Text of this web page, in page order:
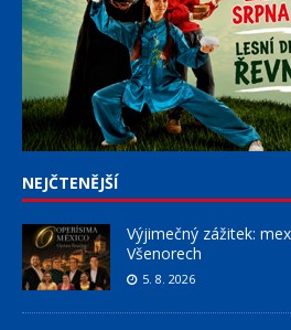
NEJČTENĚJŠÍ
Výjimečný zážitek:
Všenorech
5. 8. 2026